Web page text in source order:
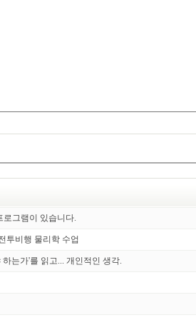
로그램이 있습니다.
투비행 물리학 수업
는가'를 읽고... 개인적인 생각.